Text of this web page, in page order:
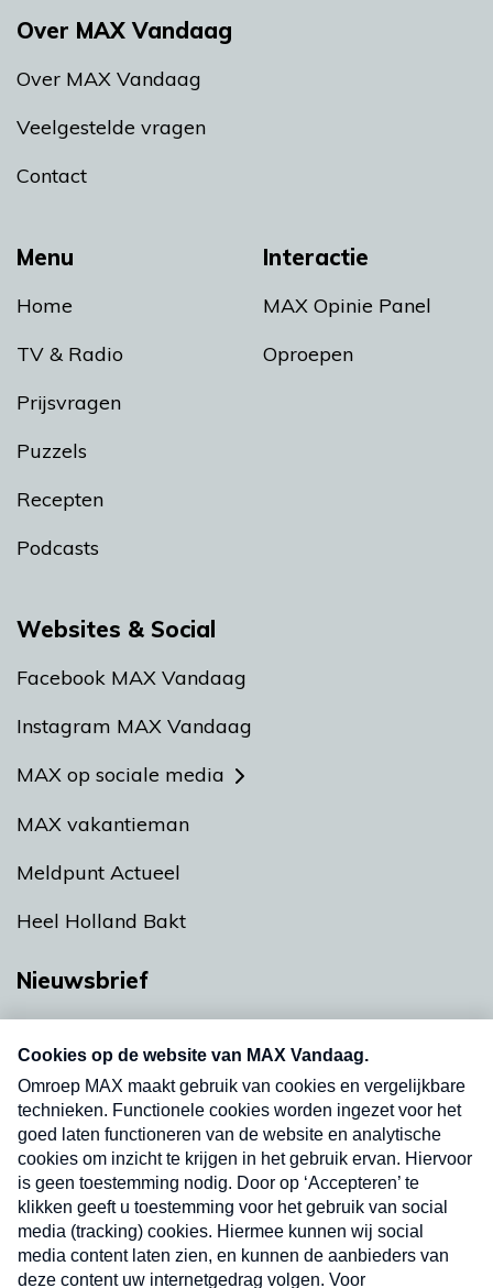
Menu
Home
TV & Radio
Prijsvragen
Puzzels
Recepten
Podcasts
Interactie
MAX Opinie Panel
Oproepen
Over MAX Vandaag
Over MAX Vandaag
Veelgestelde vragen
Contact
Websites & Social
Facebook MAX Vandaag
Instagram MAX Vandaag
MAX op sociale media
MAX vakantieman
Meldpunt Actueel
Heel Holland Bakt
Nieuwsbrief
nieuwsbrief. Elke vrijdag- en dinsdagochtend in
uw mailbox.
Verzend